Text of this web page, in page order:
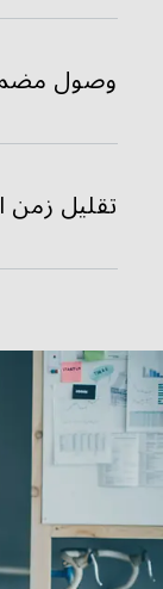
تخلص من
في التكلفة.
وصول
نضمن وصولك
تقليل زمن
لدينا شبكة